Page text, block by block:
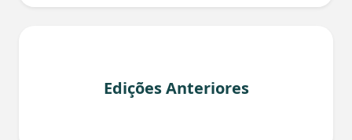
Edições Anteriores